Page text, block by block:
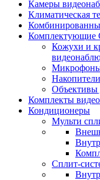
Камеры
Климатическая
Комплектующие
Кожухи и
Накопители
Объективы
Комплекты
Кондиционеры
Мульти
Сплит-